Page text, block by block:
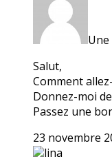
Salut,
Comment
Donnez-moi
Passez une
23 novembre
lina